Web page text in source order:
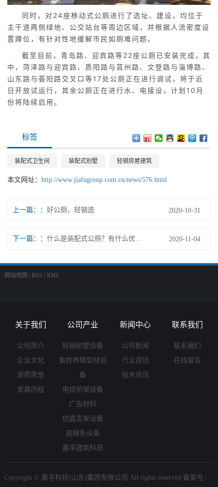
同时，对24座移动式公厕进行了选址、建设，均位于
主干道两侧绿地、公交站台等周边区域，并根据人流密度设
置蹲位，有针对性地缓解市民如厕难问题。
截至目前，青岛路、迎宾路等22座公厕已安装完成，其
中，菏泽路与迎宾路、质阳路与莒州路、文登路与淄博路、
山东路与荟阳路交叉口等17处公厕正在进行调试，将于近
日开放试运行，其余公厕正在进行水、电接设，计划10月
份将陆续启用。
标签
装配式卫生间 装配式别墅 轻钢房屋建筑
本文网址： http://www.jiafugroup.com.cn/news/576.html
上一篇： 好公厕，轻钢造 2020-10-31
下一篇： 2020-11-04
网站地图 RSS XML
关于我们
公司简介
企业文化
资质荣誉
发展历程
公司产业
轻钢别墅设备
畜牧养殖型材设
备
电缆桥架设备
广告材料
抗震支架设备
铝隔条设备
嘉孚建筑科技
新闻中心
公司新闻
行业资讯
技术资讯
联系我们
联系我们
在线留言
Copyright © 嘉孚科技(山东)集团有限公司 All rights reserved 备案号：